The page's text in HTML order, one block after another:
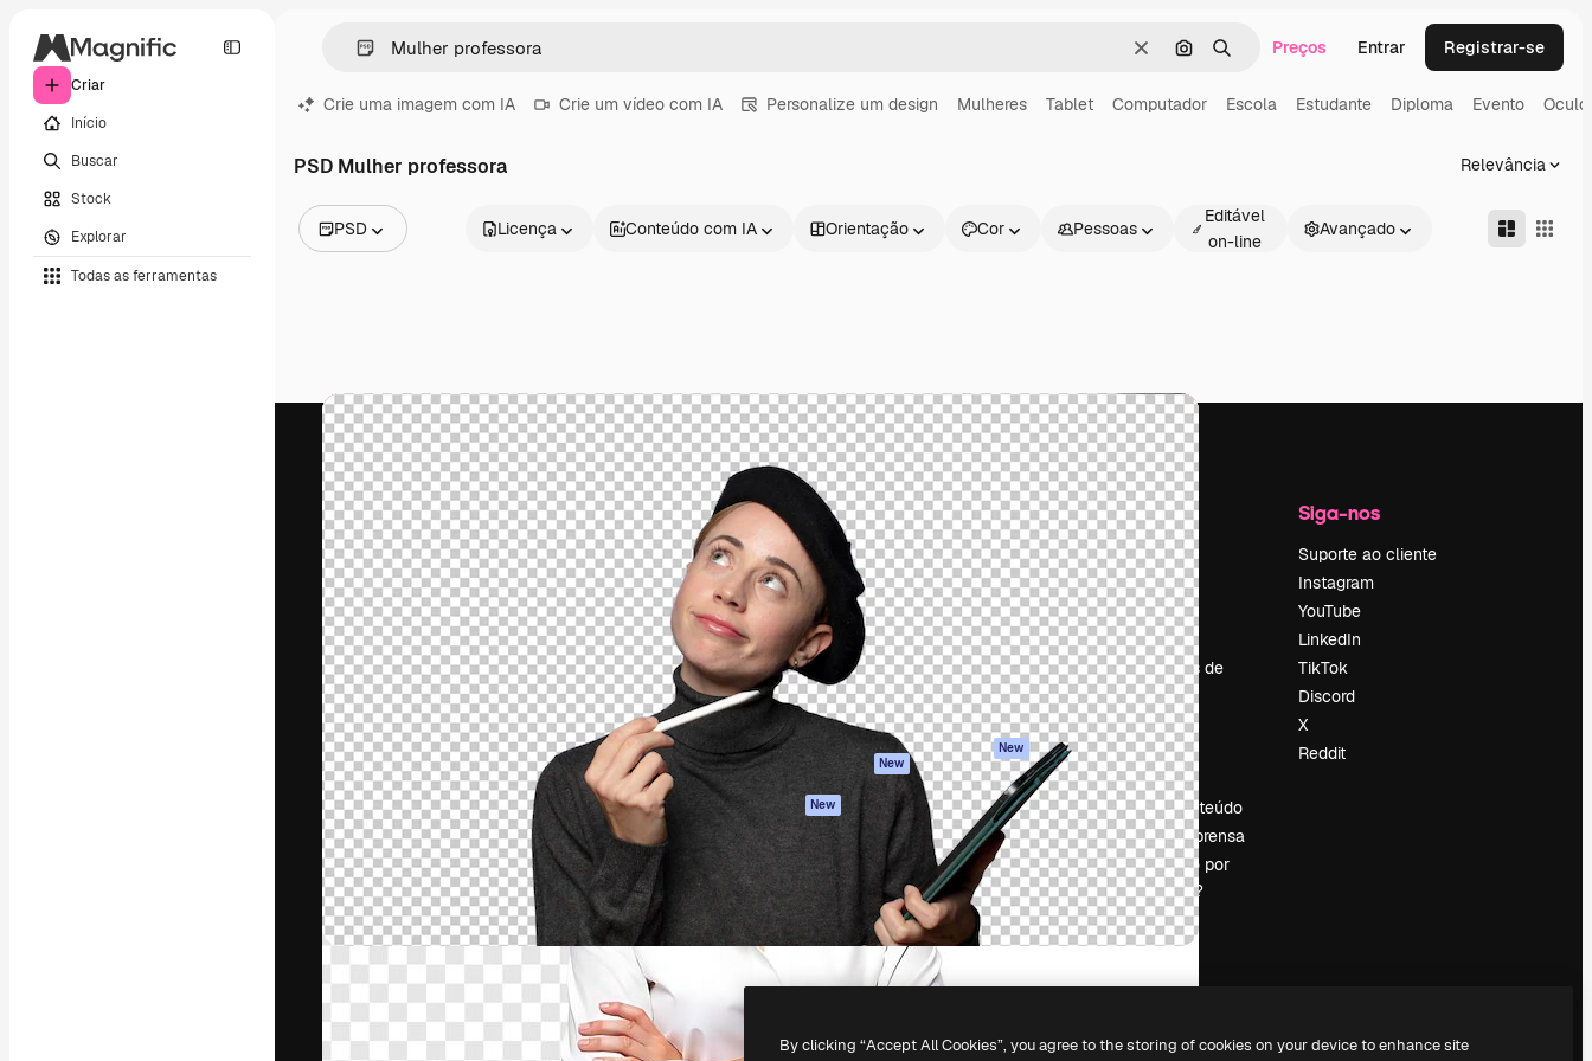
Criar
Início
Buscar
Stock
Explorar
Todas as ferramentas
LimparPesquisar por imagem
BuscarPreços Entrar Registrar-se
Crie uma imagem com IA Crie um vídeo com IA Personalize um design Mulheres Tablet Computador Escola Estudante Diploma Evento
PSD Mulher professora Relevância
PSD
Vídeos
Clipes de vídeo
Animações
Modelos de vídeos
Ícones
Modelos 3D
Fontes
Licença Conteúdo com IA Orientação Cor Pessoas
Editável
on-line
Avançado
A plataforma criativa para você direcionar
seu melhor trabalho. Mais de 1 milhão de
assinantes entre criativos, empresas,
agências e estúdios.
Português
Produtos
Spaces
Assistente de IA
Gerador de
imagens
Gerador de vídeos
Texto para voz
Conteúdo de stock
MCP para
Claude/ChatGPT
New
Agentes New
API
App móvel
Todas as
ferramentas
Começar
Academy
Documentação
Atendimento
Termos e
condições
Política de
privacidade
Originais New
Política de cookies
Central de
confiabilidade
Afiliados
Empresas
Empresa
Preços
Sobre nós
Reviews
Emprego
Tendências de
pesquisa
Blog
Eventos
Slidesgo
Vender conteúdo
Sala de imprensa
Procurando por
magnific.ai?
Siga-nos
Suporte ao cliente
Instagram
YouTube
LinkedIn
TikTok
Discord
X
Reddit
Copyright © 2010-2026 Freepik Company S.L.U. Todos os direitos reservados.
By clicking “Accept All Cookies”, you agree to the storing of cookies on your device to enhance site